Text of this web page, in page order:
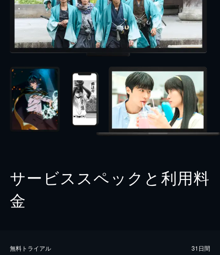
サービススペックと利用料
金
無料トライアル 31日間